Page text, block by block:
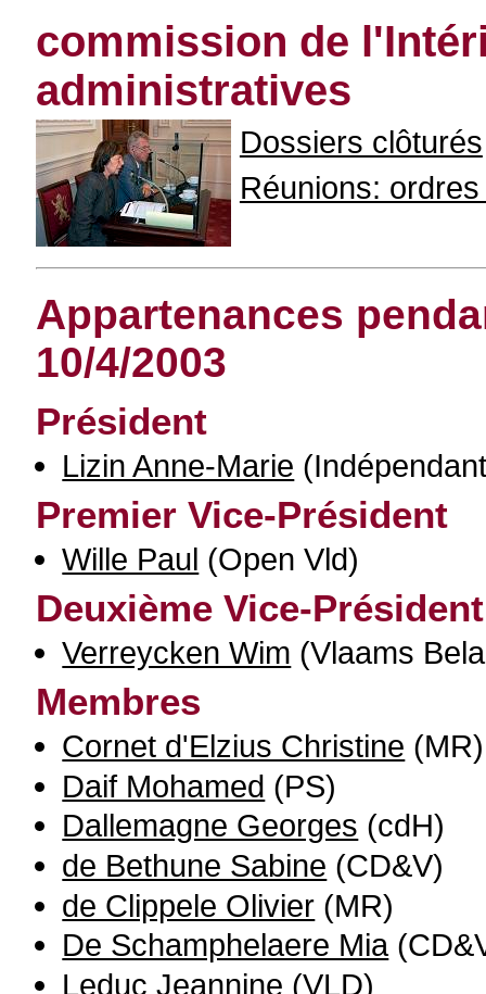
commission de
administratives
Dossiers clôturés
Réunions:
Appartenances
10/4/2003
Président
Lizin Anne-Marie
Premier Vice-Président
Wille Paul (Open Vld)
Deuxième Vice-Président
Verreycken Wim (Vlaams
Membres
Cornet d'Elzius Christine (MR)
Daif Mohamed (PS)
Dallemagne Georges (cdH)
de Bethune Sabine (CD&V)
de Clippele Olivier (MR)
De Schamphelaere Mia
Leduc Jeannine (VLD)